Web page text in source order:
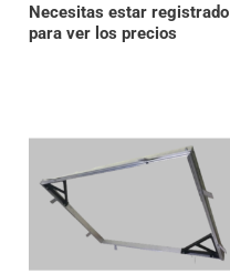
Necesitas estar registrado
para ver los precios